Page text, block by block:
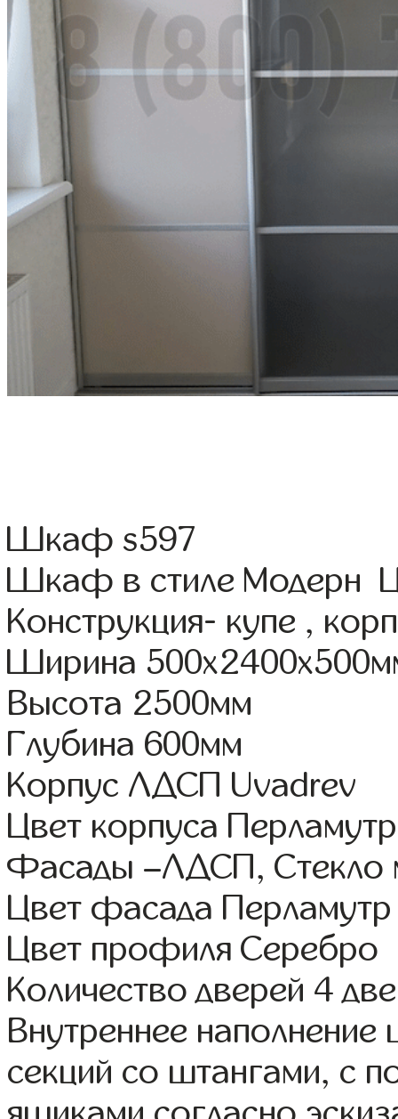
Шкаф s597
Шкаф в стиле Модерн
Конструкция- купе ,
Ширина
Высота 2500мм
Глубина 600мм
Корпус ЛДСП Uvadrev
Цвет корпуса Перламутр
Фасады –ЛДСП, Стекло
Цвет фасада Перламутр
Цвет профиля Серебро
Количество дверей 4
Внутреннее
секций со штангами, с